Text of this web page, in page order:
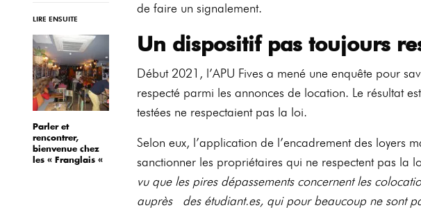
LIRE ENSUITE
Parler et
rencontrer,
bienvenue chez
les « Franglais «
de faire un signalement.
Un dispositif pas toujours
Début 2021, l’APU Fives a mené une enquête pour
respecté parmi les annonces de location. Le résultat
testées ne respectaient pas la loi.
Selon eux, l’application de l’encadrement des loyers
sanctionner les propriétaires qui ne respectent pas la
vu que les pires dépassements concernent les
auprès des étudiant.es, qui pour beaucoup ne sont